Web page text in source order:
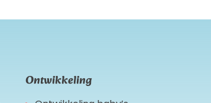
Ontwikkeling